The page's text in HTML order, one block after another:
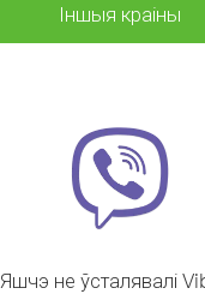
Іншыя краіны
Яшчэ не ўсталявалі